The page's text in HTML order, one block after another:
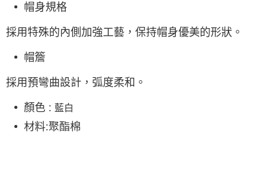
帽身規格
採用特殊的內側加強工藝，保持帽身優美的形狀。
帽簷
採用預彎曲設計，弧度柔和。
顏色 : 藍白
材料:聚酯棉